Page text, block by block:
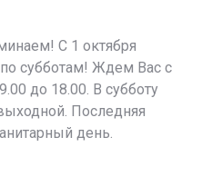
С 1 октября
субботам! Ждем Вас с
до 18.00. В субботу
Последняя
день.